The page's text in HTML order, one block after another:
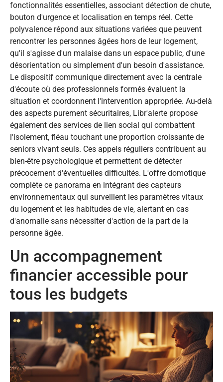
fonctionnalités essentielles, associant détection de chute,
bouton d'urgence et localisation en temps réel. Cette
polyvalence répond aux situations variées que peuvent
rencontrer les personnes âgées hors de leur logement,
qu'il s'agisse d'un malaise dans un espace public, d'une
désorientation ou simplement d'un besoin d'assistance.
Le dispositif communique directement avec la centrale
d'écoute où des professionnels formés évaluent la
situation et coordonnent l'intervention appropriée. Au-delà
des aspects purement sécuritaires, Libr'alerte propose
également des services de lien social qui combattent
l'isolement, fléau touchant une proportion croissante de
seniors vivant seuls. Ces appels réguliers contribuent au
bien-être psychologique et permettent de détecter
précocement d'éventuelles difficultés. L'offre domotique
complète ce panorama en intégrant des capteurs
environnementaux qui surveillent les paramètres vitaux
du logement et les habitudes de vie, alertant en cas
d'anomalie sans nécessiter d'action de la part de la
personne âgée.
Un accompagnement
financier accessible pour
tous les budgets